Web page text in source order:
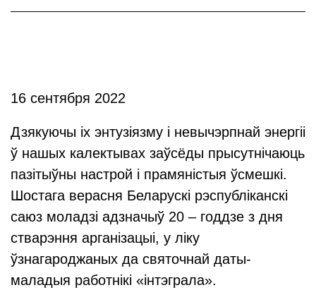
16 сентября 2022
Дзякуючы іх энтузіязму і невычэрпнай энергіі
ў нашых калектывах заўсёды прысутнічаюць
пазітыўны настрой і прамяністыя ўсмешкі.
Шостага верасня Беларускі рэспубліканскі
саюз моладзі адзначыў 20 – годдзе з дня
стварэння арганізацыі, у ліку
ўзнагароджаных да святочнай даты-
маладыя работнікі «інтэграла».